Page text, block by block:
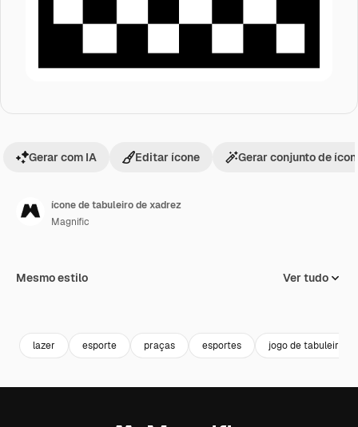
Gerar com IA Editar ícone Gerar conjunto de
ícone de tabuleiro de xadrez
Magnific
Mesmo estilo Ver tudo
lazer esporte praças esportes jogo de tabuleiro